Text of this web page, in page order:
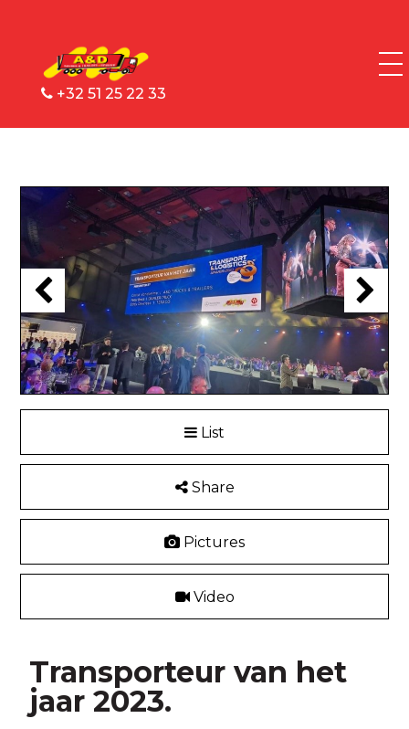
+32 51 25 22 33
List
Share
Pictures
Video
Transporteur van het
jaar 2023.